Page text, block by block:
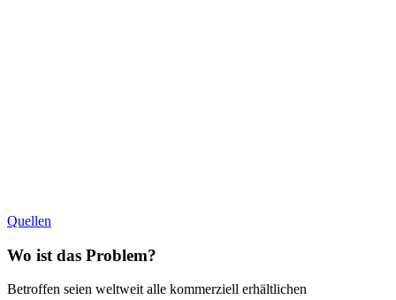
Quellen
Wo ist das Problem?
Betroffen seien weltweit alle kommerziell erhältlichen